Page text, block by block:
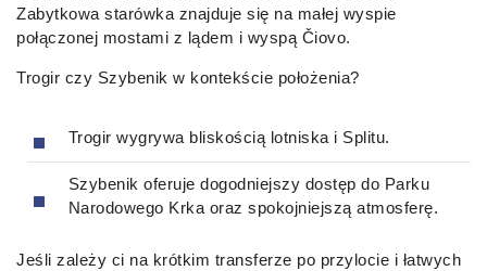
Zabytkowa starówka znajduje się na małej wyspie
połączonej mostami z lądem i wyspą Čiovo.
Trogir czy Szybenik w kontekście położenia?
Trogir wygrywa bliskością lotniska i Splitu.
Szybenik oferuje dogodniejszy dostęp do Parku
Narodowego Krka oraz spokojniejszą atmosferę.
Jeśli zależy ci na krótkim transferze po przylocie i łatwych